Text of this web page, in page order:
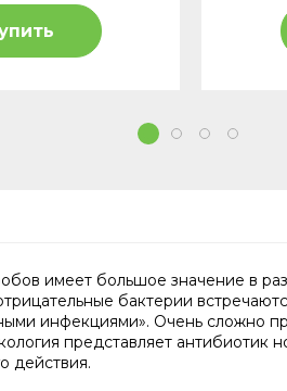
имеет большое значение в
бактерии
инфекциями». Очень сложно
представляет антибиотик
действия.